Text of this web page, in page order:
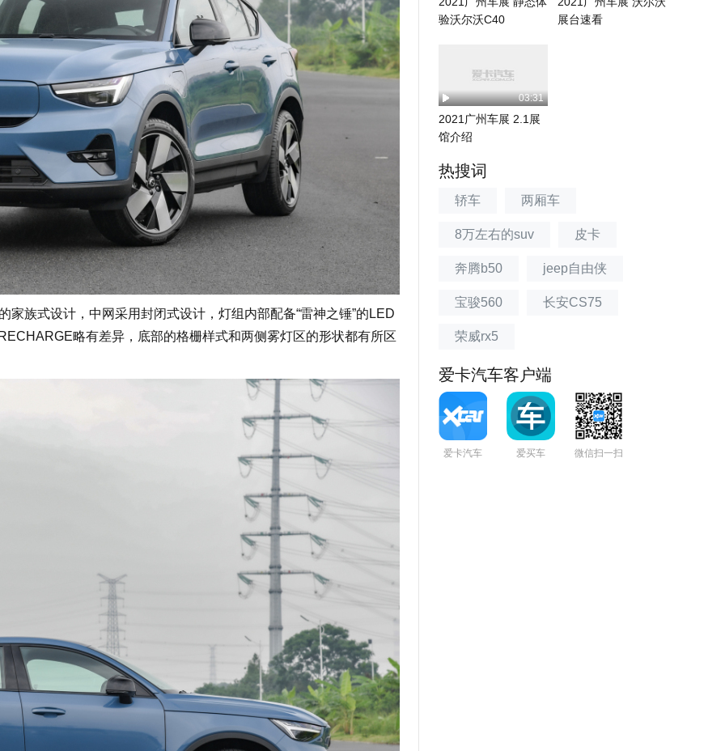
式设计，中网采用封闭式设计，灯组内部配备“雷神之锤”的LED
略有差异，底部的格栅样式和两侧雾灯区的形状都有所区
验沃尔沃C40
展台速看
03:31
2021广州车展 2.1展
馆介绍
热搜词
轿车 两厢车
8万左右的suv 皮卡
奔腾b50 jeep自由侠
宝骏560 长安CS75
荣威rx5
爱卡汽车客户端
爱卡汽车 爱买车 微信扫一扫